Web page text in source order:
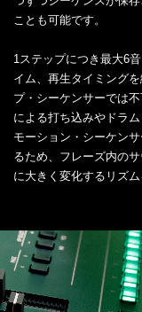
ことも可能です。
1ステップにつき最大6
イム、再生タイミング
プ・シーケンサーでは
による打ち込みやドラ
モーション・シーケン
るため、フレーズ内の
に大きく変化するリズ